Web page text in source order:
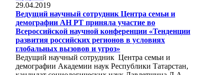
29.04.2019
Ведущий научный сотрудник Центра семьи и
демографии АН РТ приняла участие во
Всероссийской научной конференции «Тенденции
развития российских регионов в условиях
глобальных вызовов и угроз»
Ведущий научный сотрудник Центра семьи и
демографии Академии наук Республики Татарстан,